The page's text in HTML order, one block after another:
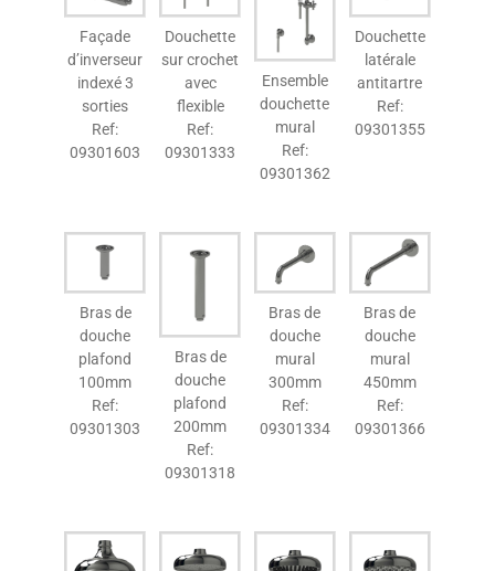
Façade
d’inverseur
indexé 3
sorties
Ref:
09301603
Douchette
sur crochet
avec
flexible
Ref:
09301333
Ensemble
douchette
mural
Ref:
09301362
Douchette
latérale
antitartre
Ref:
09301355
Bras de
douche
plafond
100mm
Ref:
09301303
Bras de
douche
plafond
200mm
Ref:
09301318
Bras de
douche
mural
300mm
Ref:
09301334
Bras de
douche
mural
450mm
Ref:
09301366